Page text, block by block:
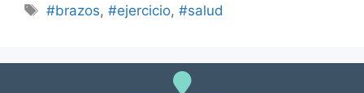
#brazos,#ejercicio,#salud